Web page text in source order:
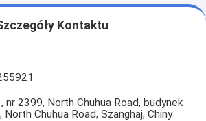
Kontaktu
nr 2399, North Chuhua Road, budynek
North Chuhua Road, Szanghaj, Chiny